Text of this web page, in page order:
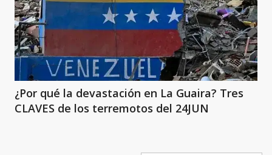
¿Por qué la devastación en La Guaira? Tres
CLAVES de los terremotos del 24JUN